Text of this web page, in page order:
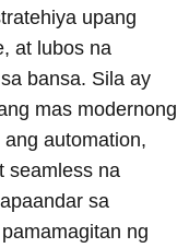
upang
at lubos na
bansa. Sila ay
mas modernong
automation,
seamless na
sa
ng